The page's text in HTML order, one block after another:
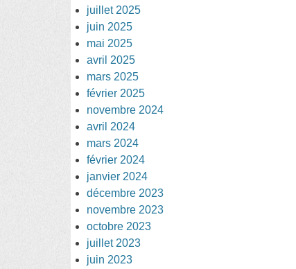
juillet 2025
juin 2025
mai 2025
avril 2025
mars 2025
février 2025
novembre 2024
avril 2024
mars 2024
février 2024
janvier 2024
décembre 2023
novembre 2023
octobre 2023
juillet 2023
juin 2023